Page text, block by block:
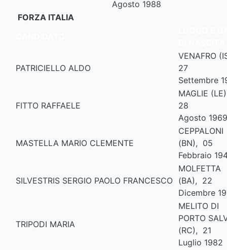
Agosto 1988
FORZA ITALIA
PATRICIELLO ALDO
VENAFRO
27
Settembre
FITTO RAFFAELE
MAGLIE
28
Agosto 1969
MASTELLA MARIO CLEMENTE
CEPPALONI
(BN), 05
Febbraio
SILVESTRIS SERGIO PAOLO FRANCESCO
MOLFETTA
(BA), 22
Dicembre
TRIPODI MARIA
MELITO DI
PORTO
(RC), 21
Luglio 1982